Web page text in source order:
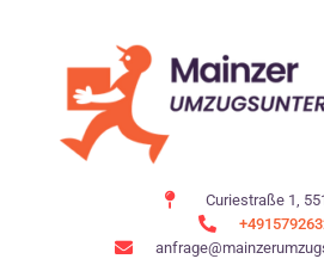
Curiestraße 1,